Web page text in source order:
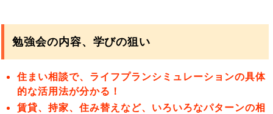
勉強会の内容、学びの狙い
住まい相談で、ライフプランシミュレーションの具体
的な活用法が分かる！
賃貸、持家、住み替えなど、いろいろなパターンの相